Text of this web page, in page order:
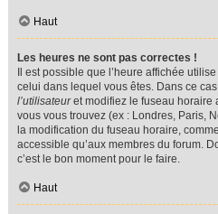
Haut
Les heures ne sont pas correctes !
Il est possible que l’heure affichée
celui dans lequel vous êtes. Dans ce
l’utilisateuret modifiez le fuseau horaire
vous vous trouvez (ex : Londres, Paris,
la modification du fuseau horaire,
accessible qu’aux membres du forum.
c’est le bon moment pour le faire.
Haut